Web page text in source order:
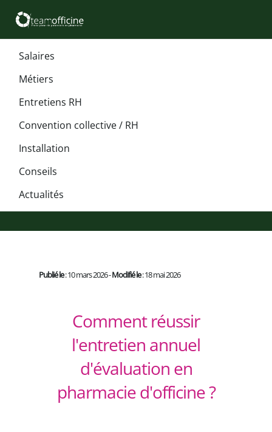
Salaires
Métiers
Entretiens RH
Convention collective / RH
Installation
Conseils
Actualités
Publié le: 10 mars 2026 -Modifié le: 18 mai 2026
Comment réussir
l'entretien annuel
d'évaluation en
pharmacie d'officine ?